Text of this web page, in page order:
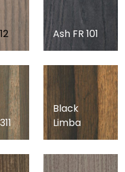
Ash FR 101
Black
Limba